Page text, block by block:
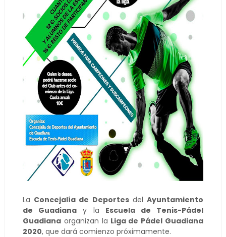
La Concejalía de DeportesdelAyuntamiento
de Guadiana y la Escuela de Tenis-Pádel
Guadianaorganizan la Liga de Pádel Guadiana
2020, que dará comienzo próximamente.